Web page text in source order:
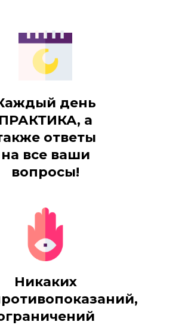
день
ПРАКТИКА, а
ответы
на все ваши
вопросы!
Никаких